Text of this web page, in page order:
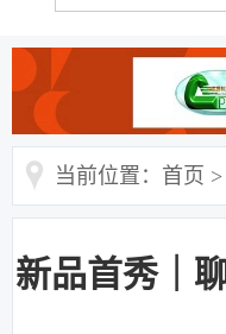
当前位置：首页 >
新品首秀｜